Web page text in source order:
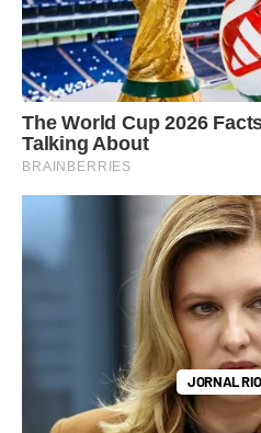
JORNAL